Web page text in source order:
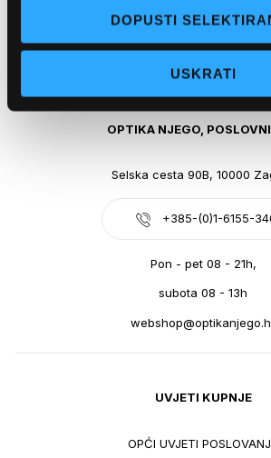
DOPUSTI
USKRATI
Pon - pet: 07 - 21h,
Sub: 07-21h
webshop@optikanjego.hr
OPTIKA NJEGO,
Selska cesta 90B, 10000
+385-(0)1-6155-
Pon - pet 08 - 21h,
subota 08 - 13h
UVJETI KUPNJE
OPĆI UVJETI